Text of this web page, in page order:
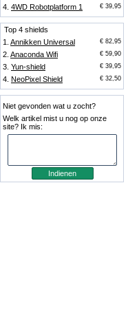
4. 4WD Robotplatform 1 € 39,95
Top 4 shields
1. Annikken Universal € 82,95
2. Anaconda Wifi € 59,90
3. Yun-shield € 39,95
4. NeoPixel Shield € 32,50
Niet gevonden wat u zocht?
Welk artikel mist u nog op onze
site? Ik mis: